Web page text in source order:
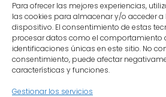
Para ofrecer las mejores experiencias,
las cookies para almacenar y/o acceder
dispositivo. El consentimiento de estas
procesar datos como el comportamiento
identificaciones únicas en este sitio. No
consentimiento, puede afectar
características y funciones.
Gestionar los servicios